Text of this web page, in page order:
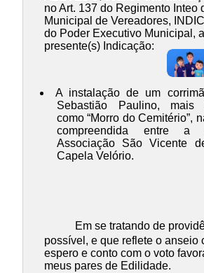
no Art. 137 do Regimento Inteo
Municipal de Vereadores,
do Poder Executivo Municipal,
presente(s) Indicação:
A instalação de um
Sebastião Paulino, mais
como “Morro do Cemitério”,
compreendida entre a
Associação São Vicente
Capela Velório.
Em se tratando de
possível, e que reflete o anseio
espero e conto com o voto
meus pares de Edilidade.